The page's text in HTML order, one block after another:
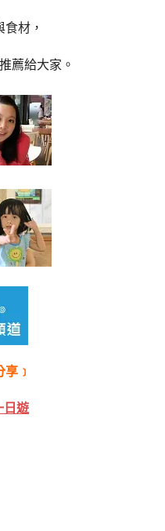
材，
薦給大家。
﹞
日遊